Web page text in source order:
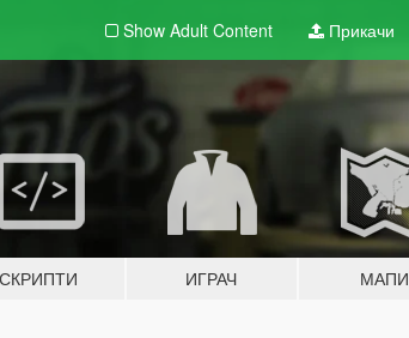
Show Adult Content Прикачи
СКРИПТИ ИГРАЧ МАПИ